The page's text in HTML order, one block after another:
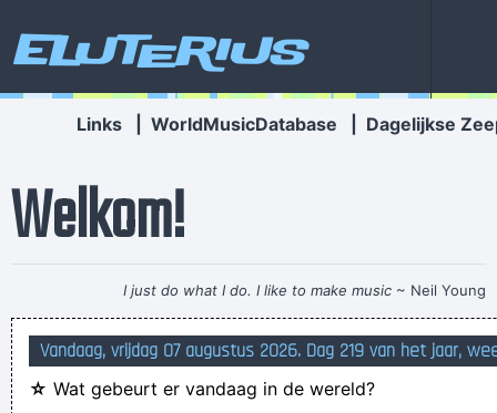
Eluterius
Links WorldMusicDatabase Dagelijkse
Welkom!
I just do what I do. I like to make music ~ Neil Young
dat is de moeder in de porseleinwinkel
Are you being schurft?
John 3:16 Dat is... 0,1875
Vandaag, vrijdag 07 augustus 2026. Dag 219 van het jaar,
☆ Wat gebeurt er vandaag in de wereld?